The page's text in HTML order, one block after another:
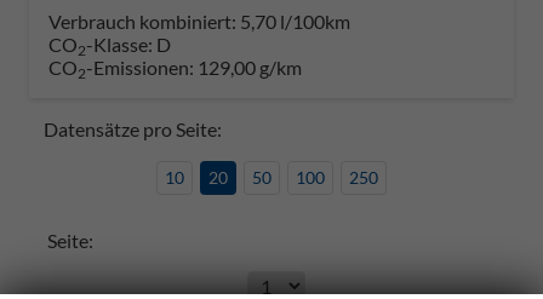
Verbrauch kombiniert: 5,70 l/100km
CO2-Klasse: D
CO2-Emissionen: 129,00 g/km
Datensätze pro Seite:
10 20 50 100 250
Seite: